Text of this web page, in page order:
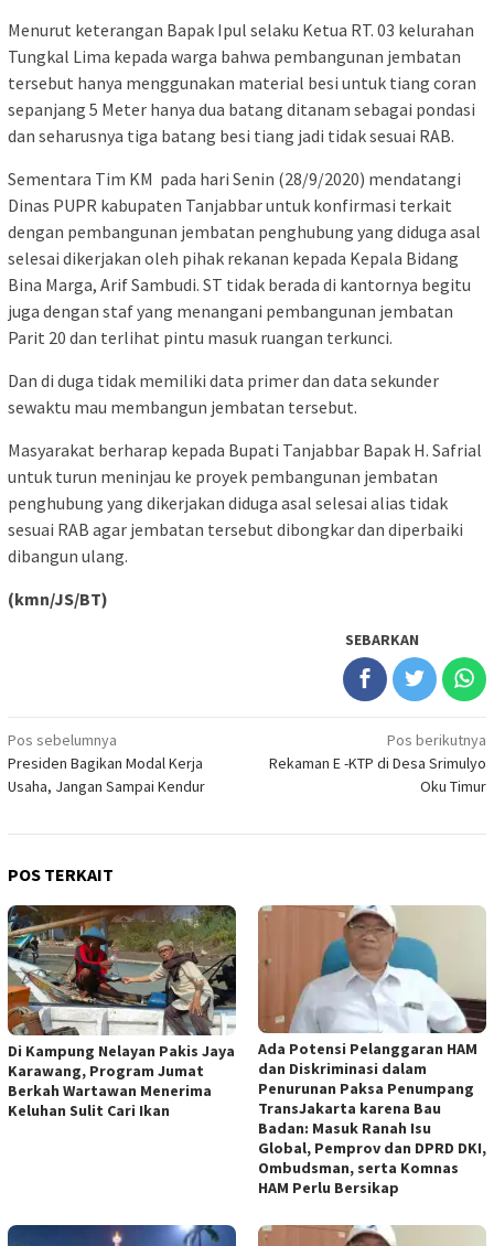
Menurut keterangan Bapak Ipul selaku Ketua RT. 03 kelurahan
Tungkal Lima kepada warga bahwa pembangunan jembatan
tersebut hanya menggunakan material besi untuk tiang coran
sepanjang 5 Meter hanya dua batang ditanam sebagai pondasi
dan seharusnya tiga batang besi tiang jadi tidak sesuai RAB.
Sementara Tim KM pada hari Senin (28/9/2020) mendatangi
Dinas PUPR kabupaten Tanjabbar untuk konfirmasi terkait
dengan pembangunan jembatan penghubung yang diduga asal
selesai dikerjakan oleh pihak rekanan kepada Kepala Bidang
Bina Marga, Arif Sambudi. ST tidak berada di kantornya begitu
juga dengan staf yang menangani pembangunan jembatan
Parit 20 dan terlihat pintu masuk ruangan terkunci.
Dan di duga tidak memiliki data primer dan data sekunder
sewaktu mau membangun jembatan tersebut.
Masyarakat berharap kepada Bupati Tanjabbar Bapak H. Safrial
untuk turun meninjau ke proyek pembangunan jembatan
penghubung yang dikerjakan diduga asal selesai alias tidak
sesuai RAB agar jembatan tersebut dibongkar dan diperbaiki
dibangun ulang.
(kmn/JS/BT)
SEBARKAN
Navigasi
pos
Pos sebelumnya
Presiden Bagikan Modal Kerja
Usaha, Jangan Sampai Kendur
Pos berikutnya
Rekaman E -KTP di Desa Srimulyo
Oku Timur
POS TERKAIT
Di Kampung Nelayan Pakis Jaya
Karawang, Program Jumat
Berkah Wartawan Menerima
Keluhan Sulit Cari Ikan
Ada Potensi Pelanggaran HAM
dan Diskriminasi dalam
Penurunan Paksa Penumpang
TransJakarta karena Bau
Badan: Masuk Ranah Isu
Global, Pemprov dan DPRD DKI,
Ombudsman, serta Komnas
HAM Perlu Bersikap